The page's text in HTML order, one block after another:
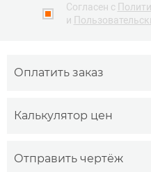
Согласен с
и
Оплатить заказ
Калькулятор цен
Отправить чертёж